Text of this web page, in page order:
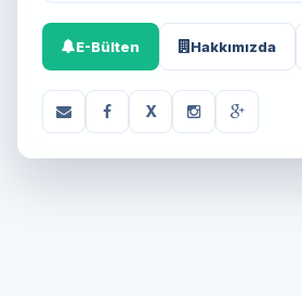
E-Bülten Hakkımızda
X